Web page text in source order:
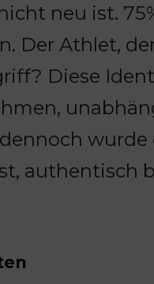
neu ist.
Der Athlet,
Diese
authentisch